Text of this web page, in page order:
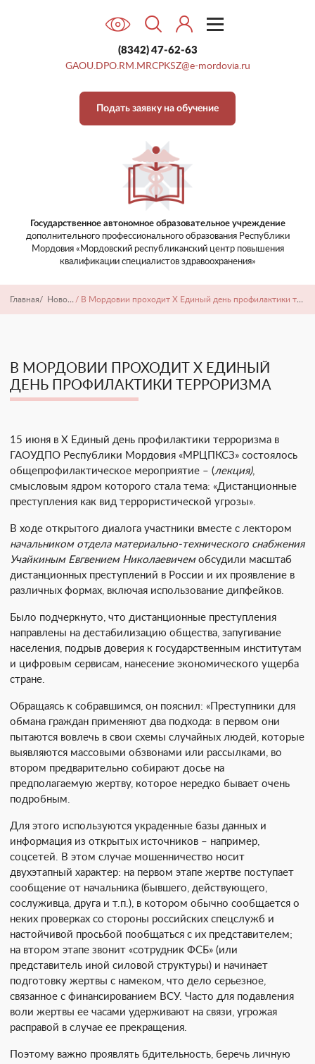
Государственное автономное образовательное учреждение
дополнительного профессионального образованияРеспублики
Мордовия «Мордовский республиканский центрповышения
квалификации специалистов здравоохранения»
Подать заявку на обучение
(8342) 47-62-63
GAOU.DPO.RM.MRCPKSZ@e-mordovia.ru
Главная/ Новости / В Мордовии проходит X Единый день профилактики терроризма
В МОРДОВИИ ПРОХОДИТ X ЕДИНЫЙ
ДЕНЬ ПРОФИЛАКТИКИ ТЕРРОРИЗМА
15 июня в X Единый день профилактики терроризма в
ГАОУДПО Республики Мордовия «МРЦПКСЗ» состоялось
общепрофилактическое мероприятие – (лекция),
смысловым ядром которого стала тема: «Дистанционные
преступления как вид террористической угрозы».
В ходе открытого диалога участники вместе с лектором
начальником отдела материально-технического снабжения
Учайкиным Евгвением Николаевичемобсудили масштаб
дистанционных преступлений в России и их проявление в
различных формах, включая использование дипфейков.
Было подчеркнуто, что дистанционные преступления
направлены на дестабилизацию общества, запугивание
населения, подрыв доверия к государственным институтам
и цифровым сервисам, нанесение экономического ущерба
стране.
Обращаясь к собравшимся, он пояснил: «Преступники для
обмана граждан применяют два подхода: в первом они
пытаются вовлечь в свои схемы случайных людей, которые
выявляются массовыми обзвонами или рассылками, во
втором предварительно собирают досье на
предполагаемую жертву, которое нередко бывает очень
подробным.
Для этого используются украденные базы данных и
информация из открытых источников – например,
соцсетей. В этом случае мошенничество носит
двухэтапный характер: на первом этапе жертве поступает
сообщение от начальника (бывшего, действующего,
сослуживца, друга и т.п.), в котором обычно сообщается о
неких проверках со стороны российских спецслужб и
настойчивой просьбой пообщаться с их представителем;
на втором этапе звонит «сотрудник ФСБ» (или
представитель иной силовой структуры) и начинает
подготовку жертвы с намеком, что дело серьезное,
связанное с финансированием ВСУ. Часто для подавления
воли жертвы ее часами удерживают на связи, угрожая
расправой в случае ее прекращения.
Поэтому важно проявлять бдительность, беречь личную